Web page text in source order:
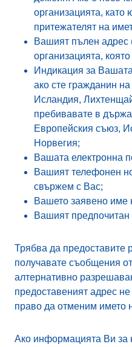
организацията, като
притежателят на
Вашият пълен адрес
организацията,
Индикация за
ако сте гражданин
Исландия,
пребивавате в
Европейския съюз,
Норвегия;
Вашата електронна
Вашият телефонен
свържем с Вас;
Вашето заявено име
Вашият предпочитан
Трябва да предоставите
получавате съобщения
алтернативно
предоставеният адрес
право да отменим името
Ако информацията Ви за